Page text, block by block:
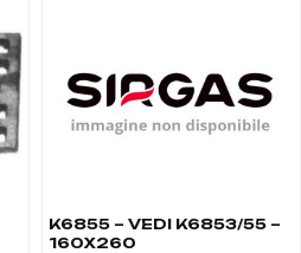
K6855 – VEDI K6853/55 –
160X260